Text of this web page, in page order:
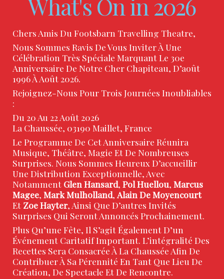
Chers Amis Du Footsbarn Travelling Theatre,
Nous Sommes Ravis De Vous Inviter À Une
Célébration Très Spéciale Marquant Le 30e
Anniversaire De Notre Cher Chapiteau, D’août
1996 À Août 2026.
Rejoignez-Nous Pour Trois Journées Inoubliables
:
Du 20 Au 22 Août 2026
La Chaussée, 03190 Maillet, France
Le Programme De Cet Anniversaire Réunira
Musique, Théâtre, Magie Et De Nombreuses
Surprises. Nous Sommes Heureux D’accueillir
Une Distribution Exceptionnelle, Avec
Notamment Glen Hansard, Pol Huellou, Marcus
Magee, Mark Mulholland, Alain De Moyencourt
Et Zoe Hayter, Ainsi Que D’autres Invités
Surprises Qui Seront Annoncés Prochainement.
Plus Qu’une Fête, Il S’agit Également D’un
Événement Caritatif Important. L’intégralité Des
Recettes Sera Consacrée À La Chaussée Afin De
Contribuer À Sa Pérennité En Tant Que Lieu De
Création, De Spectacle Et De Rencontre.